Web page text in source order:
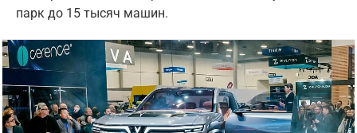
парк до 15 тысяч машин.